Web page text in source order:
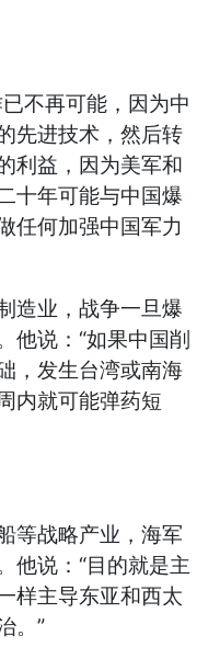
不再可能，因为中
先进技术，然后转
利益，因为美军和
十年可能与中国爆
任何加强中国军力
造业，战争一旦爆
他说：“如果中国削
，发生台湾或南海
内就可能弹药短
等战略产业，海军
他说：“目的就是主
样主导东亚和西太
。”